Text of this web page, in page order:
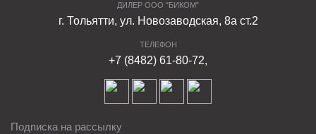
ДИЛЕР ООО "БИКОМ"
г. Тольятти, ул. Новозаводская, 8а ст.2
ТЕЛЕФОН
+7 (8482) 61-80-72,
Подписка на рассылку